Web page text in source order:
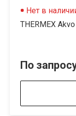
Нет в
THERMEX
По